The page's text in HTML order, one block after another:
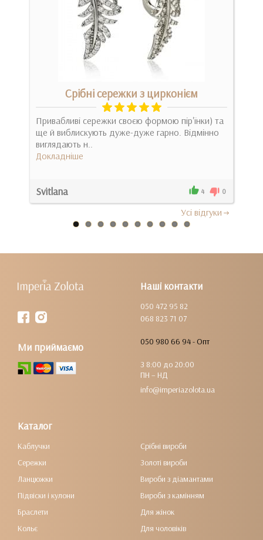
Срібні сережки з цирконієм
Привабливі сережки своєю формою пір'їнки) та
ще й виблискують дуже-дуже гарно. Відмінно
виглядають н..
Докладніше
Svitlana 4 0
Усi вiдгуки
Наші контакти
050 472 95 82
068 823 71 07
050 980 66 94 - Опт
З 8:00 до 20:00
ПН – НД
info@imperiazolota.ua
Ми приймаємо
Каталог
Каблучки
Сережки
Ланцюжки
Підвіски і кулони
Браслети
Кольє
Срібні вироби
Золоті вироби
Вироби з діамантами
Вироби з камінням
Для жінок
Для чоловіків